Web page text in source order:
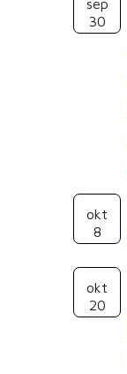
30
okt
8
okt
20